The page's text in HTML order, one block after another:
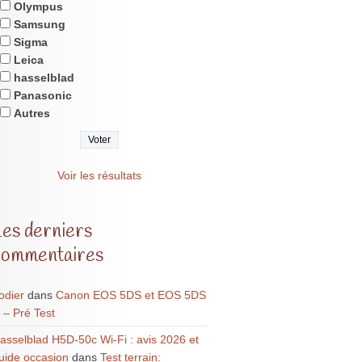
Olympus
Samsung
Sigma
Leica
hasselblad
Panasonic
Autres
Voir les résultats
derniers
dans Canon EOS 5DS et EOS 5DS
– Pré Test
H5D-50c Wi-Fi : avis 2026 et
occasion dans Test terrain: